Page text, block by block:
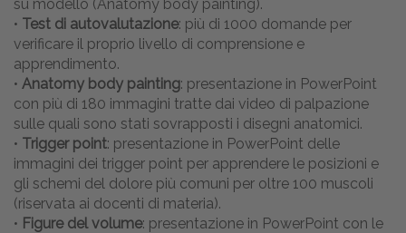
su modello (Anatomy body painting).
• Test di autovalutazione: più di 1000 domande per
verificare il proprio livello di comprensione e
apprendimento.
• Anatomy body painting: presentazione in PowerPoint
con più di 180 immagini tratte dai video di palpazione
sulle quali sono stati sovrapposti i disegni anatomici.
• Trigger point: presentazione in PowerPoint delle
immagini dei trigger point per apprendere le posizioni e
gli schemi del dolore più comuni per oltre 100 muscoli
(riservata ai docenti di materia).
• Figure del volume: presentazione in PowerPoint con le